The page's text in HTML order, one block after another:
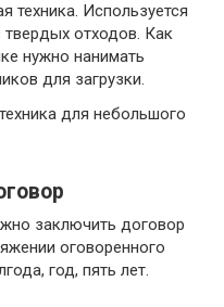
техника. Используется
отходов. Как
нужно нанимать
для загрузки.
для небольшого
заключить договор
оговоренного
год, пять лет.